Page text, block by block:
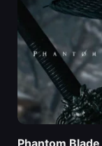
Phantom